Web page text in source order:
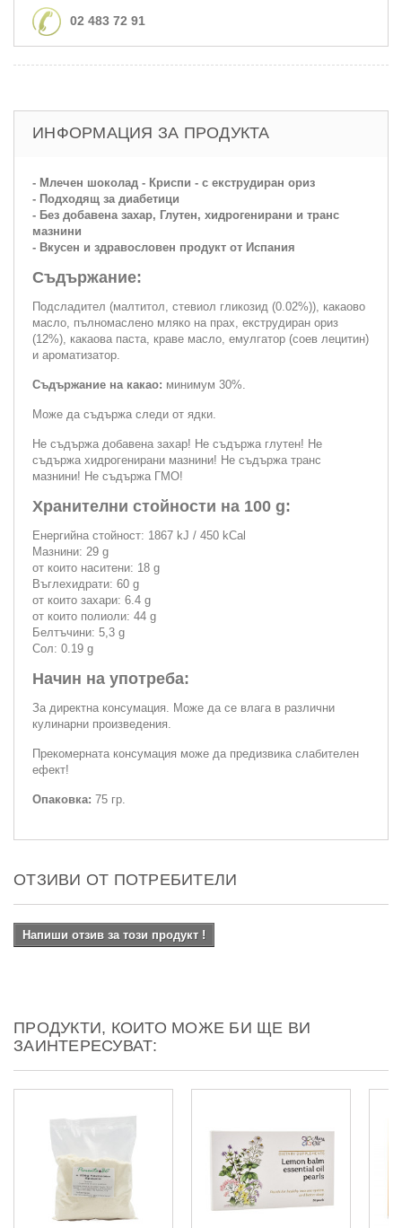
02 483 72 91
ИНФОРМАЦИЯ ЗА ПРОДУКТА
- Млечен шоколад - Криспи - с екструдиран ориз
- Подходящ за диабетици
- Без добавена захар, Глутен, хидрогенирани и транс
мазнини
- Вкусен и здравословен продукт от Испания
Съдържание:
Подсладител (малтитол, стевиол гликозид (0.02%)), какаово
масло, пълномаслено мляко на прах, екструдиран ориз
(12%), какаова паста, краве масло, емулгатор (соев лецитин)
и ароматизатор.
Съдържание на какао: минимум 30%.
Може да съдържа следи от ядки.
Не съдържа добавена захар! Не съдържа глутен! Не
съдържа хидрогенирани мазнини! Не съдържа транс
мазнини! Не съдържа ГМО!
Хранителни стойности на 100 g:
Енергийна стойност: 1867 kJ / 450 kCal
Мазнини: 29 g
от които наситени: 18 g
Въглехидрати: 60 g
от които захари: 6.4 g
от които полиоли: 44 g
Белтъчини: 5,3 g
Сол: 0.19 g
Начин на употреба:
За директна консумация. Може да се влага в различни
кулинарни произведения.
Прекомерната консумация може да предизвика слабителен
ефект!
Опаковка: 75 гр.
ОТЗИВИ ОТ ПОТРЕБИТЕЛИ
Напиши отзив за този продукт !
ПРОДУКТИ, КОИТО МОЖЕ БИ ЩЕ ВИ
ЗАИНТЕРЕСУВАТ: